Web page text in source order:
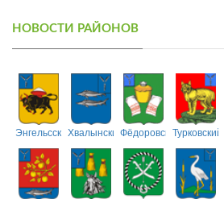
НОВОСТИ РАЙОНОВ
ЭнгельсскийХвалынскийФёдоровскийТурковский